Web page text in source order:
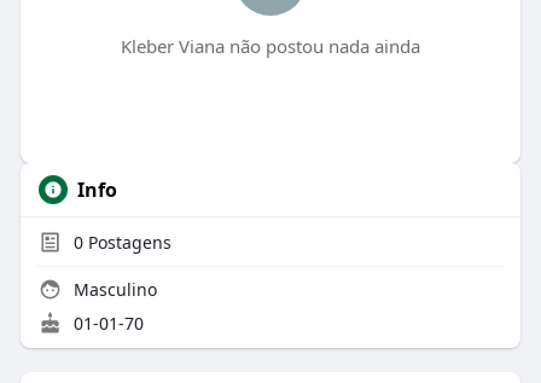
Kleber Viana não postou nada ainda
Info
0Postagens
Masculino
01-01-70